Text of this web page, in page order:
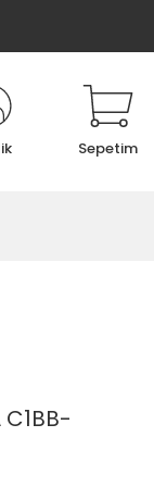
Sepetim
C1BB-